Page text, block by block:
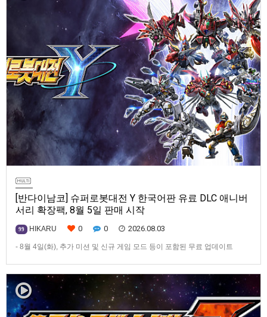
[반다이남코] 슈퍼로봇대전 Y 한국어판 유료 DLC 애니버
서리 확장팩, 8월 5일 판매 시작
99 HIKARU 0 0 2026.08.03
- 8월 4일(화), 추가 미션 및 신규 게임 모드 등이 포함된 무료 업데이트
Switch™, Steam®용 ‘슈퍼로봇대전 Y’(한국어판)의 유료 DLC ‘애니버서리
확장팩’을 2026년 …